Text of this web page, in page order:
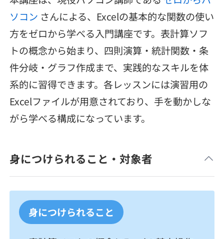
新卒エージェント
イベント・セミナー
インタビュー
就活成功ガイド
4択課題
ナレッジ
リファレンス
プラン
法人向けプラン
学校向けプラン
SQL
評価結果一覧
メディア
paiza times
note
ソコン さんによる、Excelの基本的な関数の使い
方をゼロから学べる入門講座です。表計算ソフ
トの概念から始まり、四則演算・統計関数・条
件分岐・グラフ作成まで、実践的なスキルを体
系的に習得できます。各レッスンには演習用の
Excelファイルが用意されており、手を動かしな
がら学べる構成になっています。
身につけられること・対象者
身につけられること